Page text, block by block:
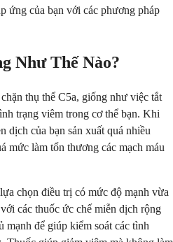
ứng của bạn với các phương pháp
Như Thế Nào?
thụ thể C5a, giống như việc tắt
trạng viêm trong cơ thể bạn. Khi
dịch của bạn sản xuất quá nhiều
mức làm tổn thương các mạch máu
chọn điều trị có mức độ mạnh vừa
các thuốc ức chế miễn dịch rộng
để giúp kiểm soát các tình